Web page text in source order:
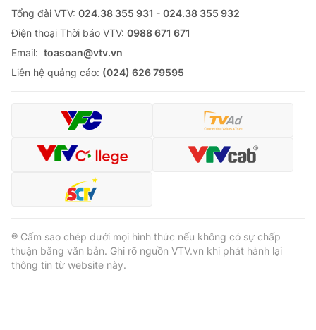
Tổng đài VTV: 024.38 355 931 - 024.38 355 932
Ðiện thoại Thời báo VTV: 0988 671 671
Email: toasoan@vtv.vn
Liên hệ quảng cáo: (024) 626 79595
® Cấm sao chép dưới mọi hình thức nếu không có sự chấp
thuận bằng văn bản. Ghi rõ nguồn VTV.vn khi phát hành lại
thông tin từ website này.